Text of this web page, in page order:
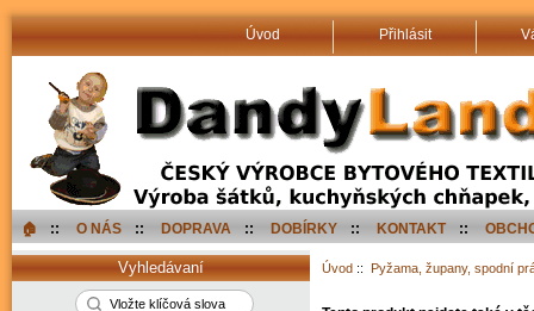
Úvod Přihlásit
🏠︎ :: O NÁS :: DOPRAVA :: DOBÍRKY :: KONTAKT ::
Úvod :: Pyžama, župany, spodní
Vyhledávaní